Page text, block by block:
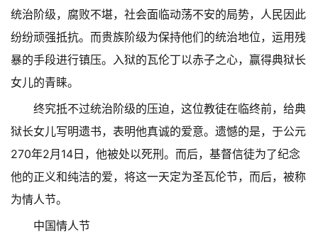
统治阶级，腐败不堪，社会面临动荡不安的局势，人民因此
纷纷顽强抵抗。而贵族阶级为保持他们的统治地位，运用残
暴的手段进行镇压。入狱的瓦伦丁以赤子之心，赢得典狱长
女儿的青睐。
终究抵不过统治阶级的压迫，这位教徒在临终前，给典
狱长女儿写明遗书，表明他真诚的爱意。遗憾的是，于公元
270年2月14日，他被处以死刑。而后，基督信徒为了纪念
他的正义和纯洁的爱，将这一天定为圣瓦伦节，而后，被称
为情人节。
中国情人节